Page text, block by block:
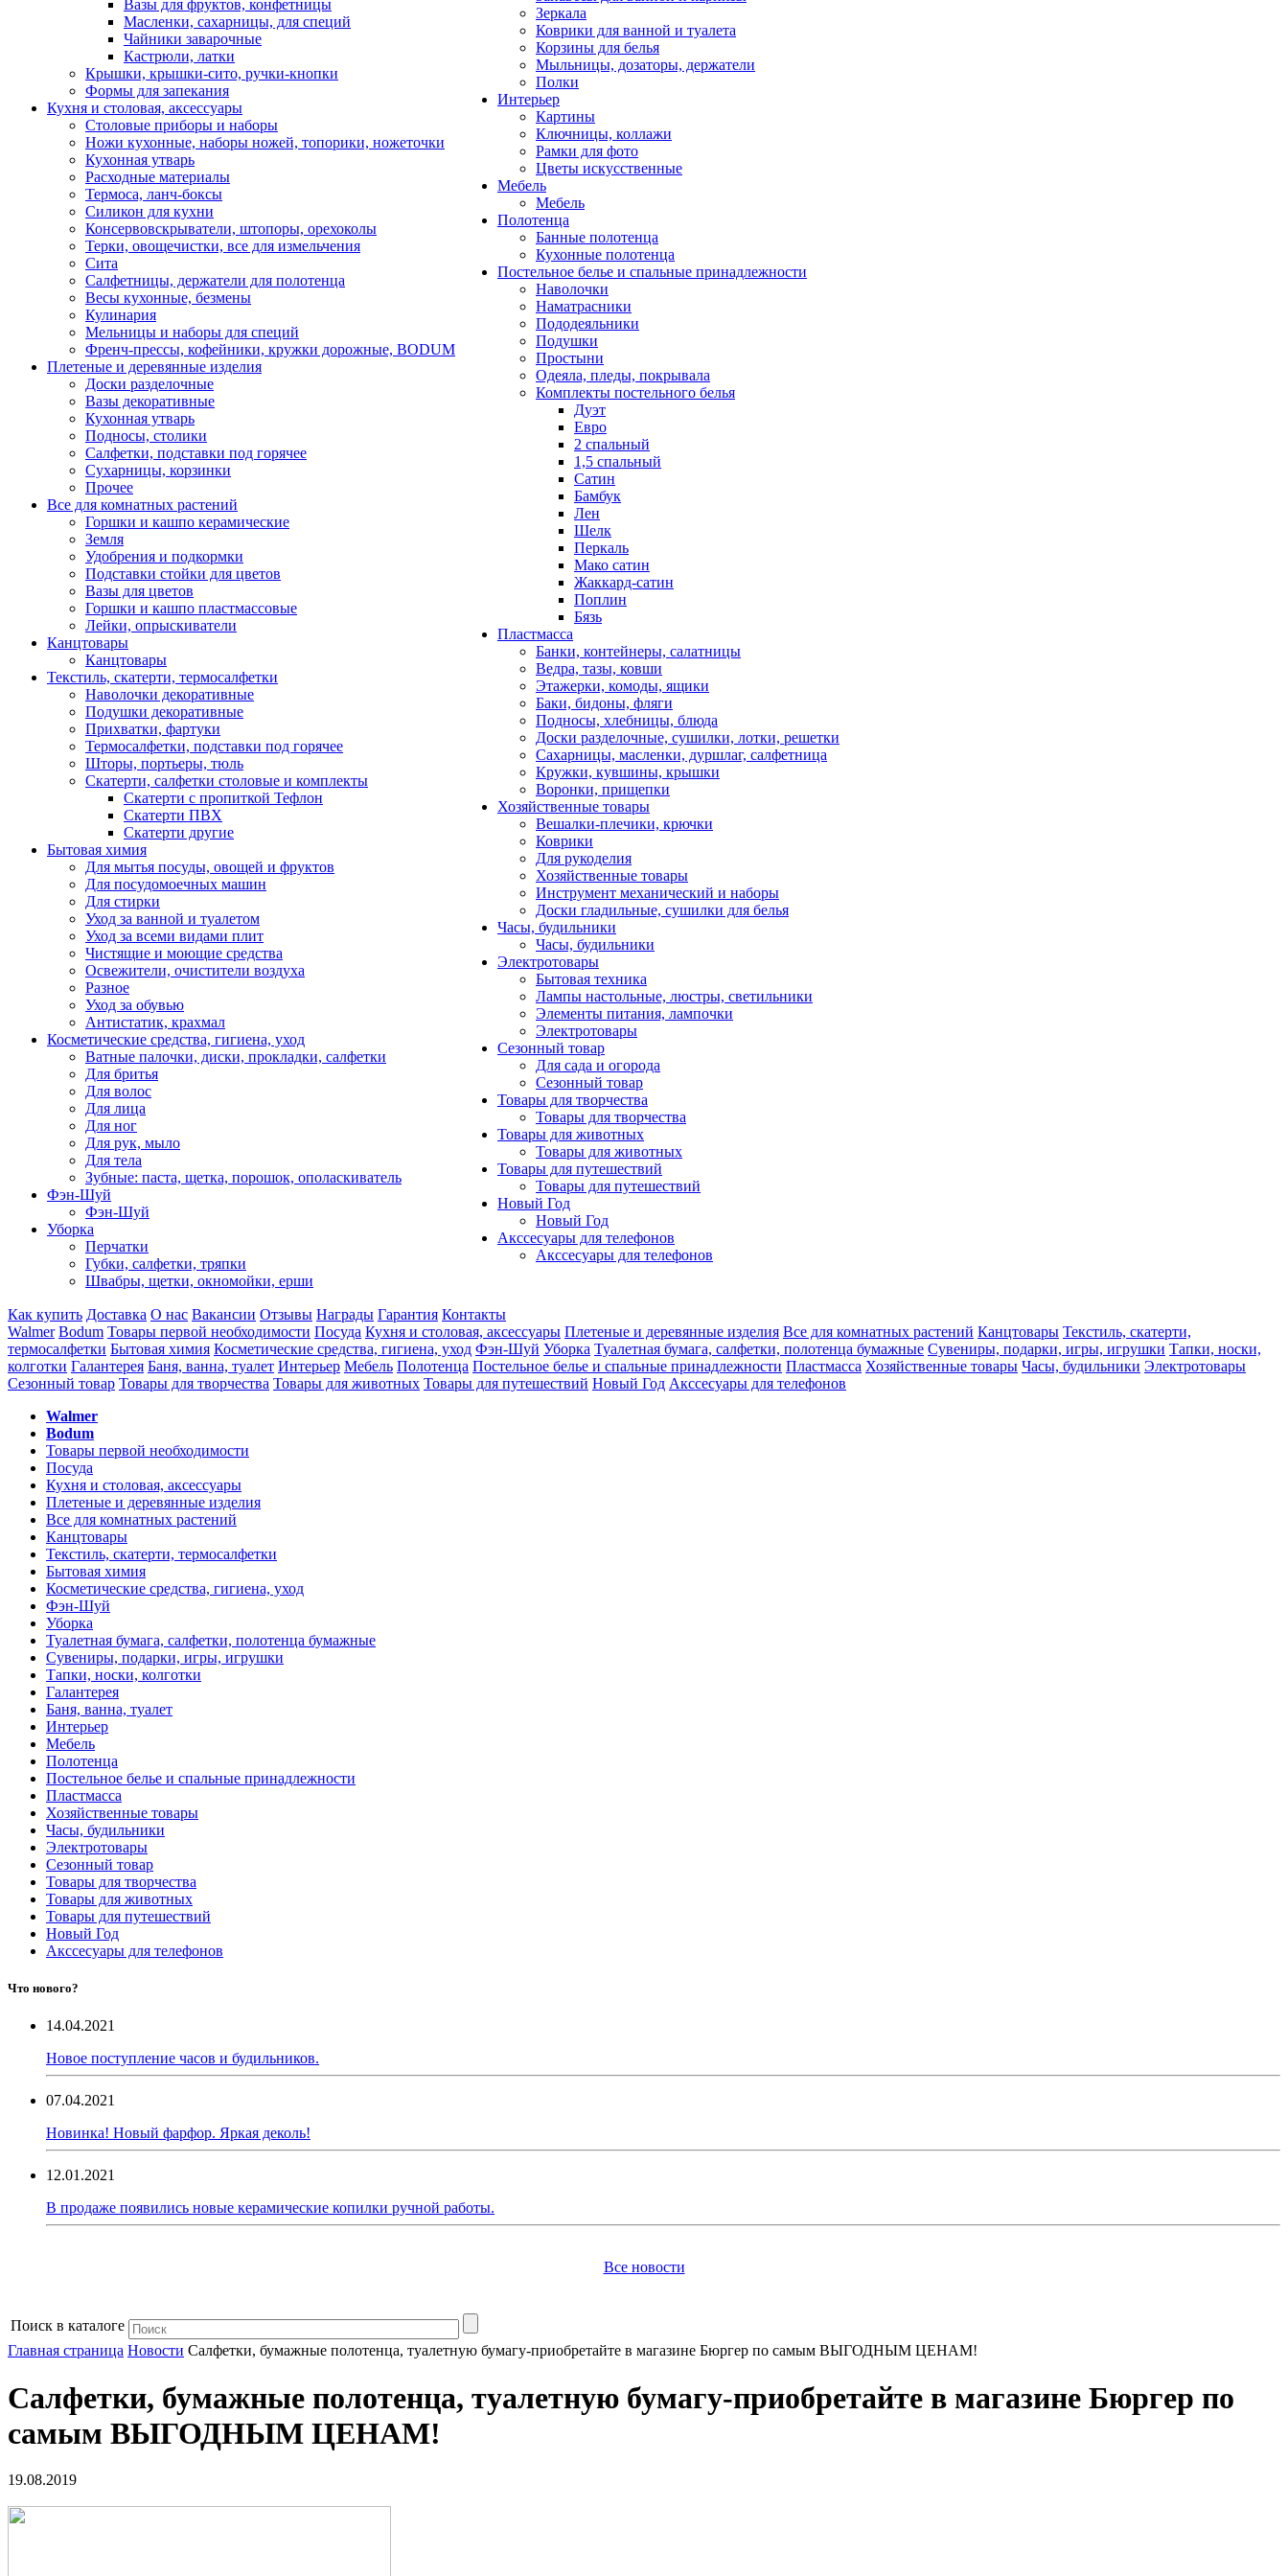
Вазы для фруктов, конфетницы
Масленки, сахарницы, для специй
Чайники заварочные
Кастрюли, латки
Крышки, крышки-сито, ручки-кнопки
Формы для запекания
Кухня и столовая, аксессуары
Столовые приборы и наборы
Ножи кухонные, наборы ножей, топорики, ножеточки
Кухонная утварь
Расходные материалы
Термоса, ланч-боксы
Силикон для кухни
Консервовскрыватели, штопоры, орехоколы
Терки, овощечистки, все для измельчения
Сита
Салфетницы, держатели для полотенца
Весы кухонные, безмены
Кулинария
Мельницы и наборы для специй
Френч-прессы, кофейники, кружки дорожные, BODUM
Плетеные и деревянные изделия
Доски разделочные
Вазы декоративные
Кухонная утварь
Подносы, столики
Салфетки, подставки под горячее
Сухарницы, корзинки
Прочее
Все для комнатных растений
Горшки и кашпо керамические
Земля
Удобрения и подкормки
Подставки стойки для цветов
Вазы для цветов
Горшки и кашпо пластмассовые
Лейки, опрыскиватели
Канцтовары
Канцтовары
Текстиль, скатерти, термосалфетки
Наволочки декоративные
Подушки декоративные
Прихватки, фартуки
Термосалфетки, подставки под горячее
Шторы, портьеры, тюль
Скатерти, салфетки столовые и комплекты
Скатерти с пропиткой Тефлон
Скатерти ПВХ
Скатерти другие
Бытовая химия
Для мытья посуды, овощей и фруктов
Для посудомоечных машин
Для стирки
Уход за ванной и туалетом
Уход за всеми видами плит
Чистящие и моющие средства
Освежители, очистители воздуха
Разное
Уход за обувью
Антистатик, крахмал
Косметические средства, гигиена, уход
Ватные палочки, диски, прокладки, салфетки
Для бритья
Для волос
Для лица
Для ног
Для рук, мыло
Для тела
Зубные: паста, щетка, порошок, ополаскиватель
Фэн-Шуй
Фэн-Шуй
Уборка
Перчатки
Губки, салфетки, тряпки
Швабры, щетки, окномойки, ерши
Зеркала
Коврики для ванной и туалета
Корзины для белья
Мыльницы, дозаторы, держатели
Полки
Интерьер
Картины
Ключницы, коллажи
Рамки для фото
Цветы искусственные
Мебель
Мебель
Полотенца
Банные полотенца
Кухонные полотенца
Постельное белье и спальные принадлежности
Наволочки
Наматрасники
Пододеяльники
Подушки
Простыни
Одеяла, пледы, покрывала
Комплекты постельного белья
Дуэт
Евро
2 спальный
1,5 спальный
Сатин
Бамбук
Лен
Шелк
Перкаль
Мако сатин
Жаккард-сатин
Поплин
Бязь
Пластмасса
Банки, контейнеры, салатницы
Ведра, тазы, ковши
Этажерки, комоды, ящики
Баки, бидоны, фляги
Подносы, хлебницы, блюда
Доски разделочные, сушилки, лотки, решетки
Сахарницы, масленки, дуршлаг, салфетница
Кружки, кувшины, крышки
Воронки, прищепки
Хозяйственные товары
Вешалки-плечики, крючки
Коврики
Для рукоделия
Хозяйственные товары
Инструмент механический и наборы
Доски гладильные, сушилки для белья
Часы, будильники
Часы, будильники
Электротовары
Бытовая техника
Лампы настольные, люстры, светильники
Элементы питания, лампочки
Электротовары
Сезонный товар
Для сада и огорода
Сезонный товар
Товары для творчества
Товары для творчества
Товары для животных
Товары для животных
Товары для путешествий
Товары для путешествий
Новый Год
Новый Год
Акссесуары для телефонов
Акссесуары для телефонов
Как купить Доставка О нас Вакансии Отзывы Награды Гарантия Контакты
Walmer Bodum Товары первой необходимости Посуда Кухня и столовая, аксессуары Плетеные и деревянные изделия Все для комнатных растений Канцтовары Текстиль, скатерти,
термосалфетки Бытовая химия Косметические средства, гигиена, уход Фэн-Шуй Уборка Туалетная бумага, салфетки, полотенца бумажные Сувениры, подарки, игры, игрушки Тапки, носки,
колготки Галантерея Баня, ванна, туалет Интерьер Мебель Полотенца Постельное белье и спальные принадлежности Пластмасса Хозяйственные товары Часы, будильники Электротовары
Сезонный товар Товары для творчества Товары для животных Товары для путешествий Новый Год Акссесуары для телефонов
Walmer
Bodum
Товары первой необходимости
Посуда
Кухня и столовая, аксессуары
Плетеные и деревянные изделия
Все для комнатных растений
Канцтовары
Текстиль, скатерти, термосалфетки
Бытовая химия
Косметические средства, гигиена, уход
Фэн-Шуй
Уборка
Туалетная бумага, салфетки, полотенца бумажные
Сувениры, подарки, игры, игрушки
Тапки, носки, колготки
Галантерея
Баня, ванна, туалет
Интерьер
Мебель
Полотенца
Постельное белье и спальные принадлежности
Пластмасса
Хозяйственные товары
Часы, будильники
Электротовары
Сезонный товар
Товары для творчества
Товары для животных
Товары для путешествий
Новый Год
Акссесуары для телефонов
Что нового?
14.04.2021
Новое поступление часов и будильников.
07.04.2021
Новинка! Новый фарфор. Яркая деколь!
12.01.2021
В продаже появились новые керамические копилки ручной работы.
Все новости
Поиск в каталоге
Главная страница Новости Салфетки, бумажные полотенца, туалетную бумагу-приобретайте в магазине Бюргер по самым ВЫГОДНЫМ ЦЕНАМ!
Салфетки, бумажные полотенца, туалетную бумагу-приобретайте в магазине Бюргер по
самым ВЫГОДНЫМ ЦЕНАМ!
19.08.2019